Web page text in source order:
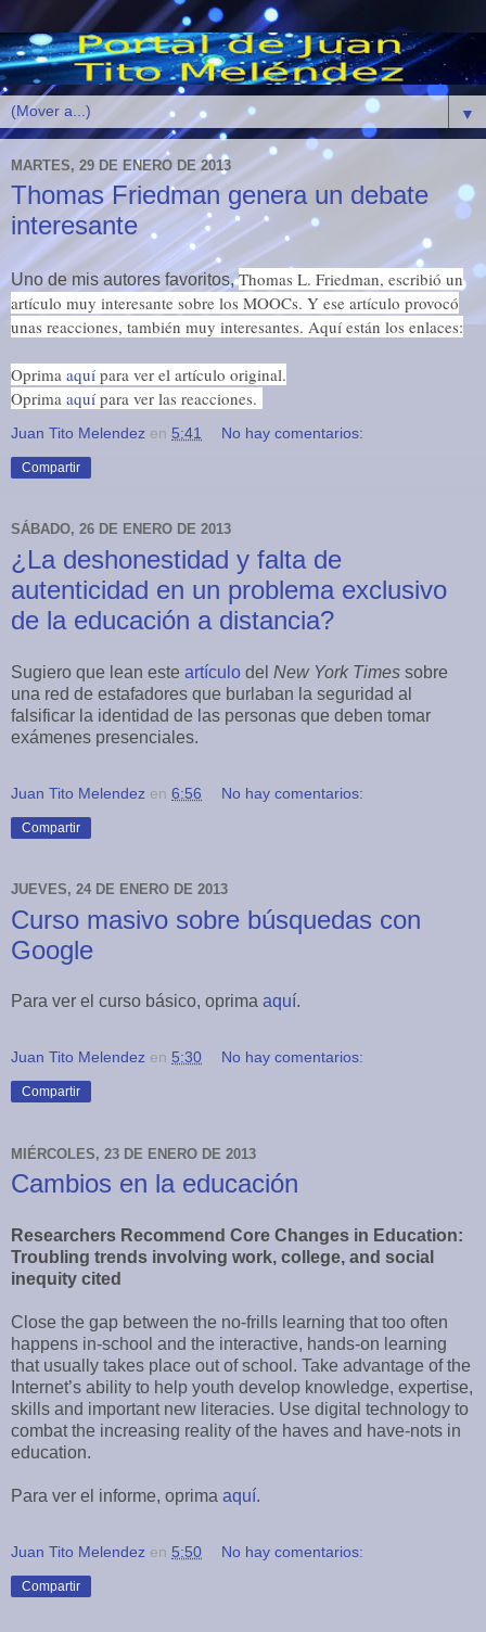
▼
MARTES, 29 DE ENERO DE 2013
Thomas Friedman genera un debate
interesante
Uno de mis autores favoritos,Thomas L. Friedman, escribió un
artículo muy interesante sobre los MOOCs. Y ese artículo provocó
unas reacciones, también muy interesantes. Aquí están los enlaces:
Oprima aquípara ver el artículo original.
Oprima aquípara ver las reacciones.
Juan Tito Melendez en 5:41 No hay comentarios:
Compartir
SÁBADO, 26 DE ENERO DE 2013
¿La deshonestidad y falta de
autenticidad en un problema exclusivo
de la educación a distancia?
Sugiero que lean este artículo del New York Times sobre
una red de estafadores que burlaban la seguridad al
falsificar la identidad de las personas que deben tomar
exámenes presenciales.
Juan Tito Melendez en 6:56 No hay comentarios:
Compartir
JUEVES, 24 DE ENERO DE 2013
Curso masivo sobre búsquedas con
Google
Para ver el curso básico, oprima aquí.
Juan Tito Melendez en 5:30 No hay comentarios:
Compartir
MIÉRCOLES, 23 DE ENERO DE 2013
Cambios en la educación
Researchers Recommend Core Changes in Education:
Troubling trends involving work, college, and social
inequity cited
Close the gap between the no-frills learning that too often
happens in-school and the interactive, hands-on learning
that usually takes place out of school. Take advantage of the
Internet’s ability to help youth develop knowledge, expertise,
skills and important new literacies. Use digital technology to
combat the increasing reality of the haves and have-nots in
education.
Para ver el informe, oprima aquí.
Juan Tito Melendez en 5:50 No hay comentarios:
Compartir